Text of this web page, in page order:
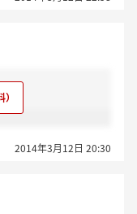
2014年3月12日 20:30